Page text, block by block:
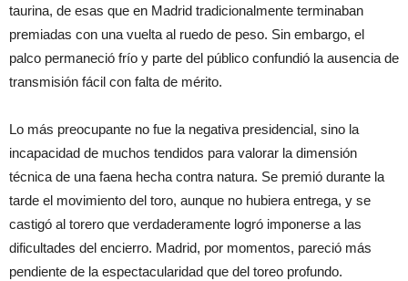
taurina, de esas que en Madrid tradicionalmente terminaban
premiadas con una vuelta al ruedo de peso. Sin embargo, el
palco permaneció frío y parte del público confundió la ausencia de
transmisión fácil con falta de mérito.
Lo más preocupante no fue la negativa presidencial, sino la
incapacidad de muchos tendidos para valorar la dimensión
técnica de una faena hecha contra natura. Se premió durante la
tarde el movimiento del toro, aunque no hubiera entrega, y se
castigó al torero que verdaderamente logró imponerse a las
dificultades del encierro. Madrid, por momentos, pareció más
pendiente de la espectacularidad que del toreo profundo.